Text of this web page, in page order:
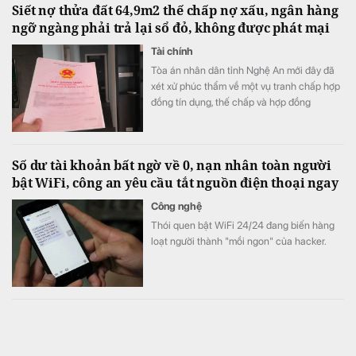
Siết nợ thửa đất 64,9m2 thế chấp nợ xấu, ngân hàng
ngỡ ngàng phải trả lại sổ đỏ, không được phát mại
Tài chính
Tòa án nhân dân tỉnh Nghệ An mới đây đã
xét xử phúc thẩm về một vụ tranh chấp hợp
đồng tín dụng, thế chấp và hợp đồng
Số dư tài khoản bất ngờ về 0, nạn nhân toàn người
bật WiFi, công an yêu cầu tắt nguồn điện thoại ngay
Công nghệ
Thói quen bật WiFi 24/24 đang biến hàng
loạt người thành "mồi ngon" của hacker.